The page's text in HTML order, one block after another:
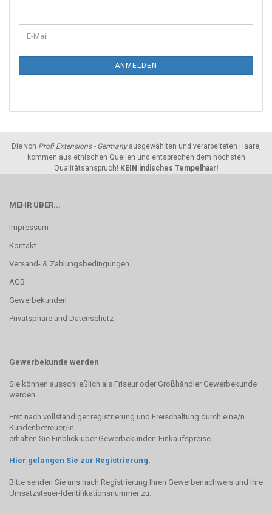
ANMELDEN
Die von Profi Extensions - Germanyausgewählten und verarbeiteten Haare,
kommen aus ethischen Quellen und entsprechen dem höchsten
Qualitätsanspruch! KEIN indisches Tempelhaar!
MEHR ÜBER...
Impressum
Kontakt
Versand- & Zahlungsbedingungen
AGB
Gewerbekunden
Privatsphäre und Datenschutz
Gewerbekunde werden
Sie können ausschließlich als Friseur oder Großhändler Gewerbekunde
werden.
Erst nach vollständiger registrierung und Freischaltung durch eine/n
Kundenbetreuer/in
erhalten Sie Einblick über Gewerbekunden-Einkaufspreise.
Hier gelangen Sie zur Registrierung.
Bitte senden Sie uns nach Registrierung Ihren Gewerbenachweis und Ihre
Umsatzsteuer-Identifikationsnummer zu.